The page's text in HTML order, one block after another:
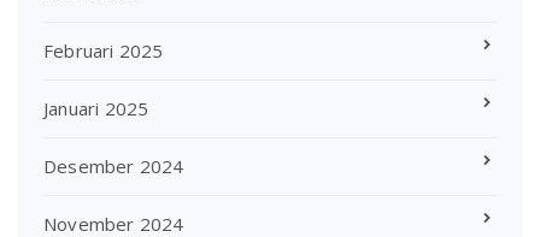
Februari 2025
Januari 2025
Desember 2024
November 2024